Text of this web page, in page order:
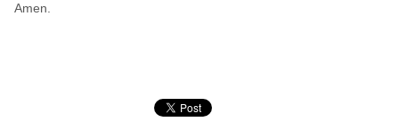
Amen.